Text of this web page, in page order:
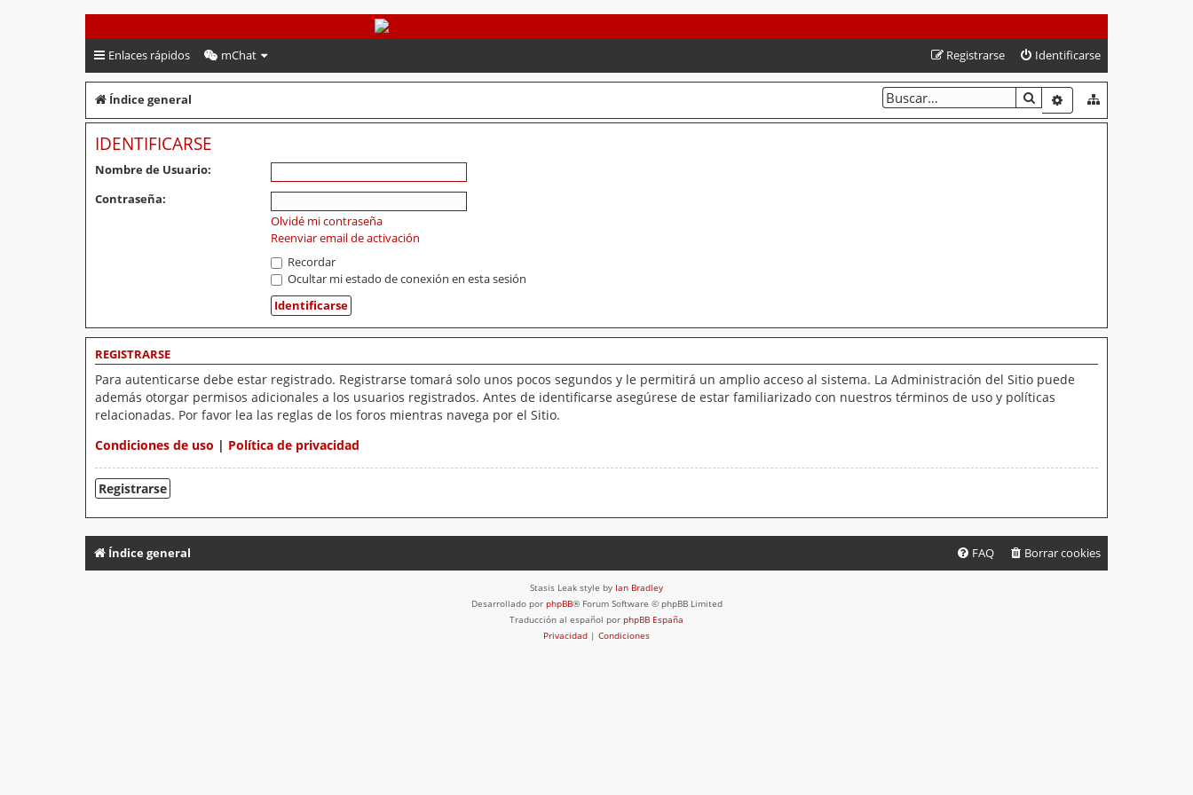
PeruVoley.com
Enlaces rápidos mChat Identificarse
Registrarse
Índice general BUSCARBÚSQUEDA
IDENTIFICARSE
Nombre de Usuario:
Contraseña:
Olvidé mi contraseña
Reenviar email de activación
Recordar
Ocultar mi estado de conexión en esta sesión
REGISTRARSE
Para autenticarse debe estar registrado. Registrarse tomará solo unos pocos segundos y le permitirá un amplio acceso al sistema. La Administración del Sitio puede
además otorgar permisos adicionales a los usuarios registrados. Antes de identificarse asegúrese de estar familiarizado con nuestros términos de uso y políticas
relacionadas. Por favor lea las reglas de los foros mientras navega por el Sitio.
Condiciones de uso | Política de privacidad
Registrarse
Índice general Borrar cookies
FAQ
Stasis Leak style by Ian Bradley
Desarrollado por phpBB® Forum Software © phpBB Limited
Traducción al español por phpBB España
Privacidad | Condiciones